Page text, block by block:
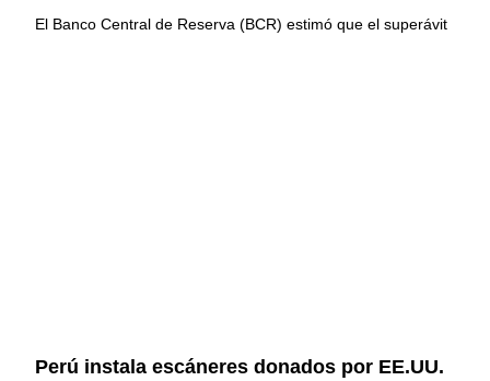
El Banco Central de Reserva (BCR) estimó que el superávit
Perú instala escáneres donados por EE.UU.